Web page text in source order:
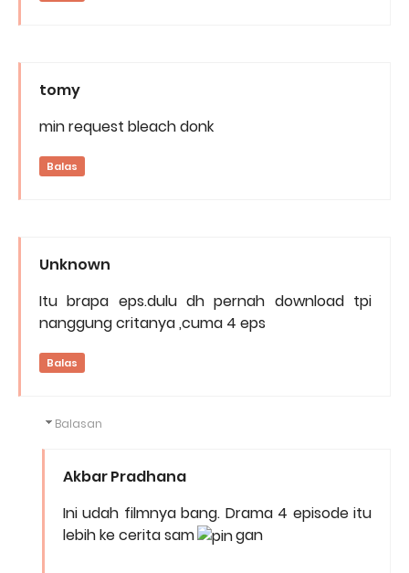
tomy
min request bleach donk
Balas
Unknown
Itu brapa eps.dulu dh pernah download tpi
nanggung critanya ,cuma 4 eps
Balas
Balasan
Akbar Pradhana
Ini udah filmnya bang. Drama 4 episode itu
lebih ke cerita sam
gan